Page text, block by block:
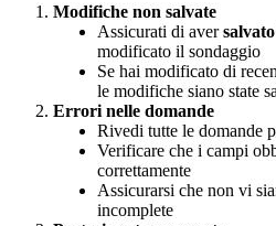
Modifiche non salvate
Assicurati di aver salvato
modificato il sondaggio
Se hai modificato di
le modifiche siano state
Errori nelle domande
Rivedi tutte le domande
Verificare che i campi
correttamente
Assicurarsi che non vi
incomplete